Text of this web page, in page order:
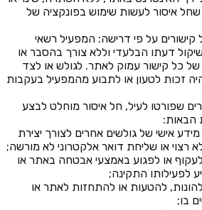
איסור לעשות שימוש בפונקציה של
קישורים על פי דרישה: המפעיל רשאי
דעתו הבלעדי וללא צורך בהסבר או
של כל קישור עמוק לאתר. לגולש או לצד
זכות לטעון או לתבוע מהמפעיל בעקבות
שפורטו לעיל, חל איסור מוחלט לבצע
הבאות:
מידע אישי של גולשים אחרים לצורך יצירת
רצוי או שליחת דואר אלקטרוני לא מורשה;
לעקוף או לפגוע באמצעי אבטחה באתר או
לפעילותו התקינה;
להונות, להטעות או להתחזות לאתר או
בו;